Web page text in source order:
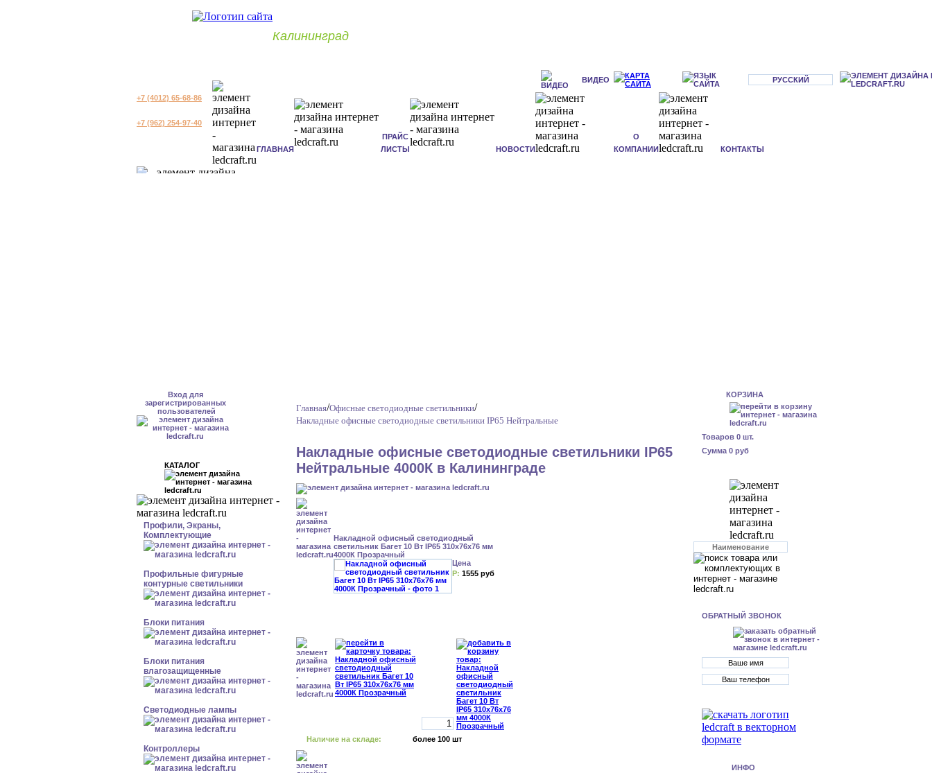
Калининград
ВИДЕО РУССКИЙ
+7 (4012) 65-68-86
+7 (962) 254-97-40
ГЛАВНАЯ
ПРАЙС
ЛИСТЫ
НОВОСТИ
О
КОМПАНИИ
КОНТАКТЫ
Вход для
зарегистрированных
пользователей
КАТАЛОГ
Профили, Экраны,
Комплектующие
Профильные фигурные
контурные светильники
Блоки питания
Блоки питания
влагозащищенные
Светодиодные лампы
Контроллеры
Главная/Офисные светодиодные светильники/
Накладные офисные светодиодные светильники IP65 Нейтральные
Накладные офисные светодиодные светильники IP65
Нейтральные 4000К в Калининграде
Накладной офисный светодиодный
светильник Багет 10 Вт IP65 310x76x76 мм
4000К Прозрачный
Цена
Р: 1555 руб
Наличие на складе: более 100 шт
КОРЗИНА
Товаров 0 шт.
Сумма 0 руб
ОБРАТНЫЙ ЗВОНОК
ИНФО